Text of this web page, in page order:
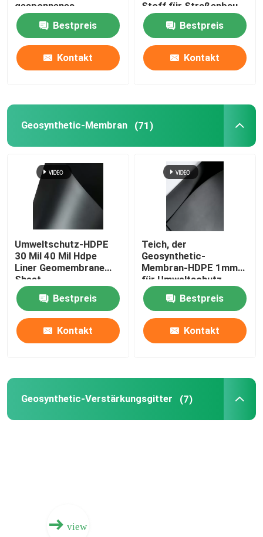
Über uns
Fabrik-Ausflug
Qualitätskontrolle
Fordern Sie ein Zitat
Geosynthetic-Gewebe
Geosynthetic-Membran
Geosynthetic-Verstärkungsgitter
HDPE Geocell
Geofabric-Sandsäcke
HDPE einachsiges Geogrid
Geosynthetic Clay Liner
gesponnenes
Geotextilien-Gewebe
Bestpreis
Kontakt
Stoff für Straßenbau
Bestpreis
Kontakt
Geosynthetic-Membran (71)
Umweltschutz-HDPE
30 Mil 40 Mil Hdpe
Liner Geomembrane
Sheet
Bestpreis
Kontakt
Teich, der
Geosynthetic-
Membran-HDPE 1mm
für Umweltschutz
imprägniert
Bestpreis
Kontakt
Geosynthetic-Verstärkungsgitter (7)
view